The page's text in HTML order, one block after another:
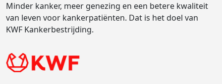
Minder kanker, meer genezing en een betere kwaliteit
van leven voor kankerpatiënten. Dat is het doel van
KWF Kankerbestrijding.